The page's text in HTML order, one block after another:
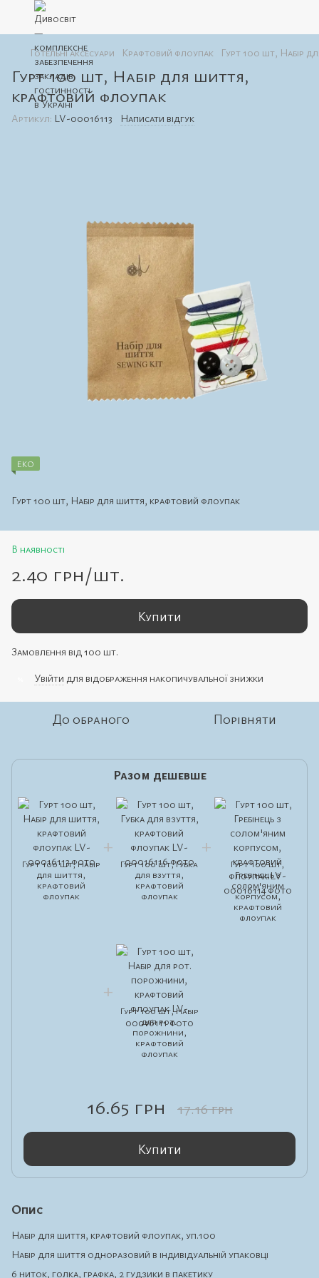
Готельні аксесуари Крафтовий флоупак Гурт 100 шт, Набір
Гурт 100 шт, Набір для шиття,
крафтовий флоупак
Артикул: LV-00016113 Написати відгук
ЕКО
Гурт 100 шт, Набір для шиття, крафтовий флоупак
В наявності
2.40 грн/шт.
Купити
Замовлення від 100 шт.
Увійти для відображення накопичувальної знижки
До обраного Порівняти
Разом дешевше
Гурт 100 шт, Набір
для шиття,
крафтовий
флоупак
Гурт 100 шт, Губка
для взуття,
крафтовий
флоупак
Гурт 100 шт,
Гребінець з
солом'яним
корпусом,
крафтовий
флоупак
Гурт 100 шт, Набір
для рот.
порожнини,
крафтовий
флоупак
16.65 грн 17.16 грн
Купити
Опис
Набір для шиття, крафтовий флоупак, уп.100
Набір для шиття одноразовий в індивідуальній упаковці
6 ниток, голка, графка, 2 гудзики в пакетику